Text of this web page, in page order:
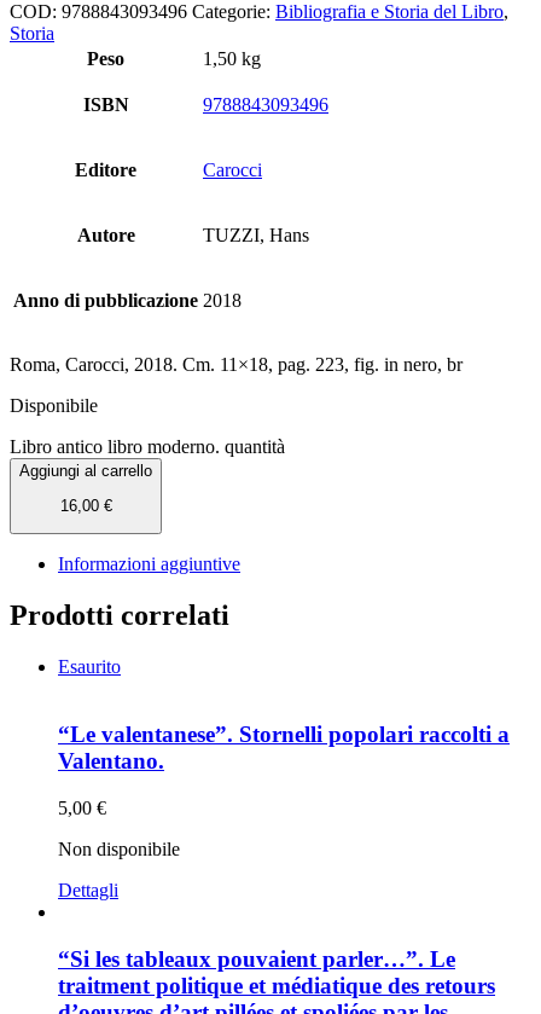
COD: 9788843093496 Categorie: Bibliografia e Storia del Libro,
Storia
Peso
1,50 kg
ISBN 9788843093496
Editore Carocci
Autore TUZZI, Hans
Anno di pubblicazione 2018
Roma, Carocci, 2018. Cm. 11×18, pag. 223, fig. in nero, br
Disponibile
Libro antico libro moderno. quantità
Aggiungi al carrello
16,00 €
Informazioni aggiuntive
Prodotti correlati
Esaurito
“Le valentanese”. Stornelli popolari raccolti a
Valentano.
5,00 €
Non disponibile
Dettagli
“Si les tableaux pouvaient parler…”. Le
traitment politique et médiatique des retours